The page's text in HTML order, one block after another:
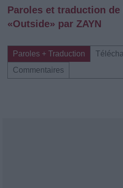
Paroles et traduction de
«Outside» par ZAYN
Paroles + Traduction
Commentaires